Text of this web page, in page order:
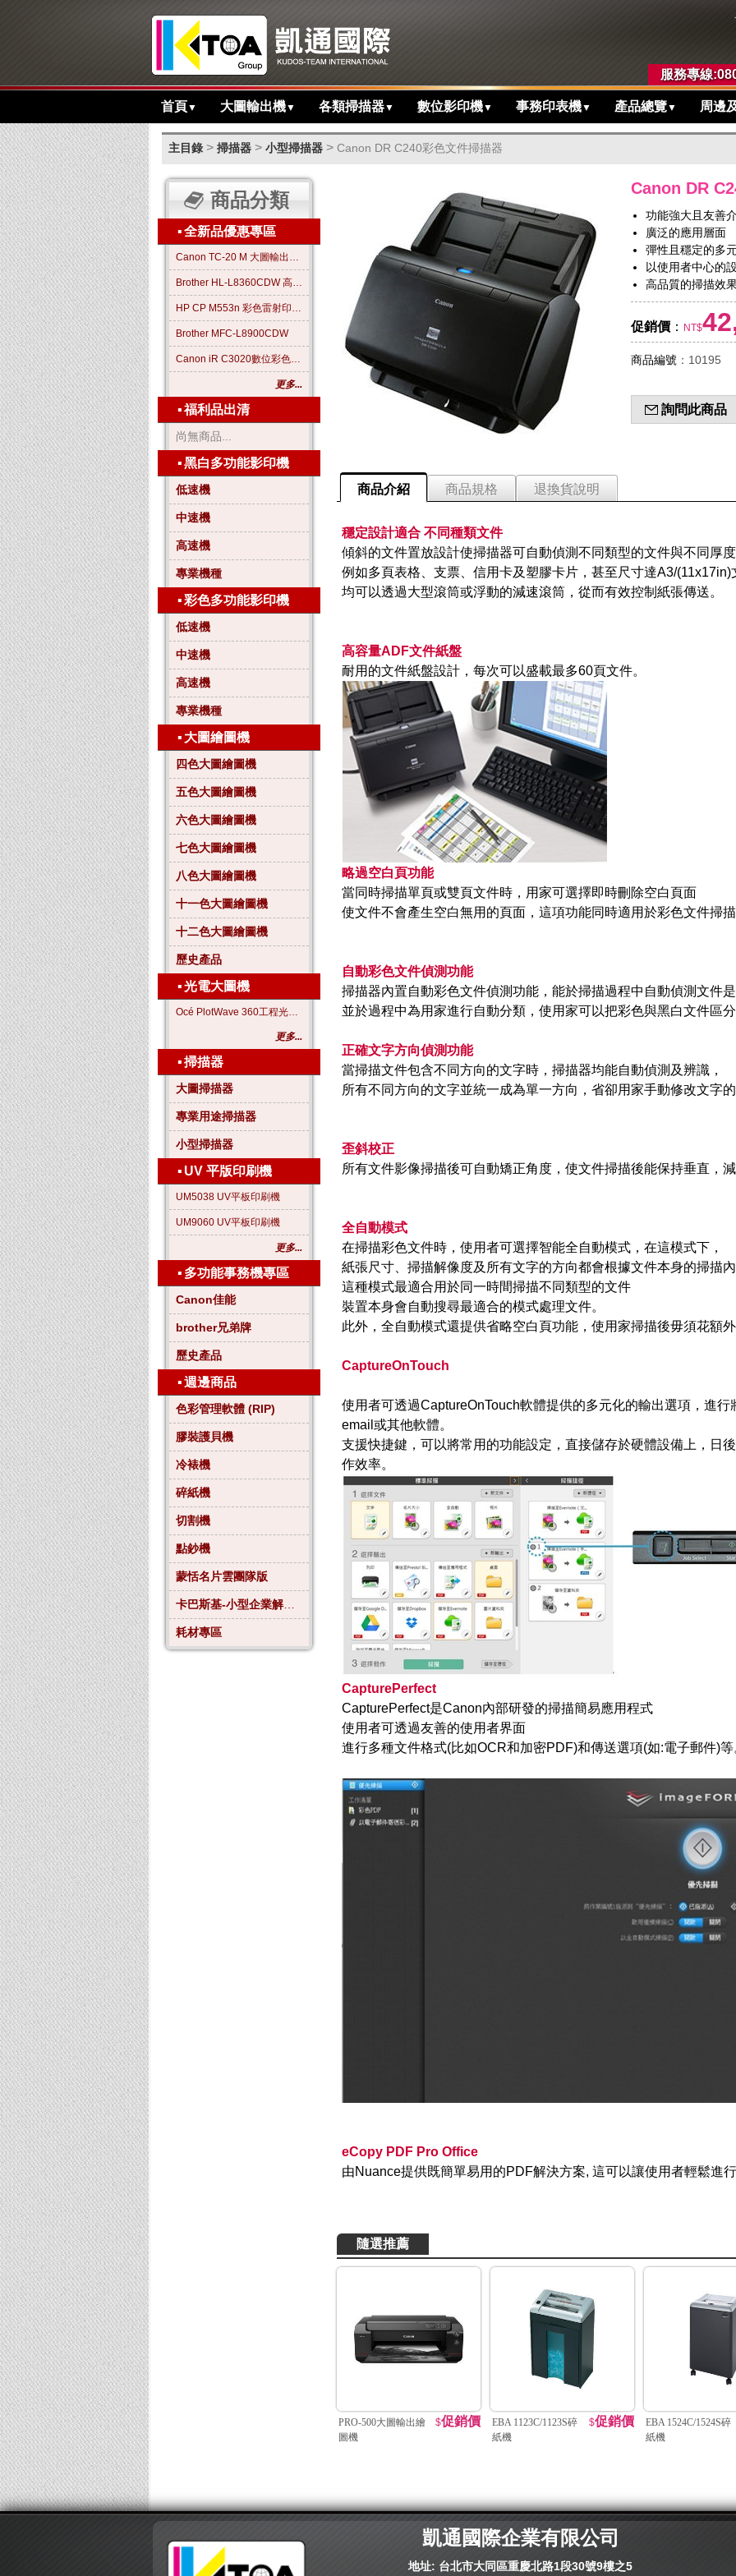
服務專線
首頁▼ 大圖輸出機▼ 各類掃描器▼ 數位影印機▼ 事務印表機▼ 產品總覽▼ 周邊
主目錄 > 掃描器 > 小型掃描器 > Canon DR C240彩色文件掃描器
商品分類
▪全新品優惠專區
Canon TC-20 M 大圖輸出繪圖機
Brother HL-L8360CDW 高效彩色雷射印表機
HP CP M553n 彩色雷射印表機
Brother MFC-L8900CDW
Canon iR C3020數位彩色影印機
更多...
▪福利品出清
尚無商品...
▪黑白多功能影印機
低速機
中速機
高速機
專業機種
▪彩色多功能影印機
低速機
中速機
高速機
專業機種
▪ 大圖繪圖機
四色大圖繪圖機
五色大圖繪圖機
六色大圖繪圖機
七色大圖繪圖機
八色大圖繪圖機
十一色大圖繪圖機
十二色大圖繪圖機
歷史產品
▪光電大圖機
Océ PlotWave 360工程光電大圖機
更多...
▪掃描器
大圖掃描器
專業用途掃描器
小型掃描器
▪ UV 平版印刷機
UM5038 UV平板印刷機
UM9060 UV平板印刷機
更多...
▪ 多功能事務機專區
Canon佳能
brother兄弟牌
歷史產品
▪週邊商品
色彩管理軟體 (RIP)
膠裝護貝機
冷裱機
碎紙機
切割機
點鈔機
蒙恬名片雲團隊版
卡巴斯基-小型企業解決方案4
耗材專區
Canon DR
功能強大且友善
廣泛的應用層面
彈性且穩定的多
以使用者中心的
高品質的掃描效
促銷價 ： NT$
商品編號 ：10195
詢問此商品
商品介紹 商品規格 退換貨說明
穩定設計適合 不同種類文件
傾斜的文件置放設計使掃描器可自動偵測不同類型的文件與不同厚
例如多頁表格、支票、信用卡及塑膠卡片，甚至尺寸達A3/(11x17in)
均可以透過大型滾筒或浮動的減速滾筒，從而有效控制紙張傳送。
高容量ADF文件紙盤
耐用的文件紙盤設計，每次可以盛載最多60頁文件。
略過空白頁功能
當同時掃描單頁或雙頁文件時，用家可選擇即時刪除空白頁面
使文件不會產生空白無用的頁面，這項功能同時適用於彩色文件掃
自動彩色文件偵測功能
掃描器內置自動彩色文件偵測功能，能於掃描過程中自動偵測文件
並於過程中為用家進行自動分類，使用家可以把彩色與黑白文件區
正確文字方向偵測功能
當掃描文件包含不同方向的文字時，掃描器均能自動偵測及辨識，
所有不同方向的文字並統一成為單一方向，省卻用家手動修改文字
歪斜校正
所有文件影像掃描後可自動矯正角度，使文件掃描後能保持垂直，
全自動模式
在掃描彩色文件時，使用者可選擇智能全自動模式，在這模式下，
紙張尺寸、掃描解像度及所有文字的方向都會根據文件本身的掃描
這種模式最適合用於同一時間掃描不同類型的文件
裝置本身會自動搜尋最適合的模式處理文件。
此外，全自動模式還提供省略空白頁功能，使用家掃描後毋須花額
CaptureOnTouch
使用者可透過CaptureOnTouch軟體提供的多元化的輸出選項，進
email或其他軟體。
支援快捷鍵，可以將常用的功能設定，直接儲存於硬體設備上，日
作效率。
CapturePerfect
CapturePerfect是Canon內部研發的掃描簡易應用程式
使用者可透過友善的使用者界面
進行多種文件格式(比如OCR和加密PDF)和傳送選項(如:電子郵件)等
eCopy PDF Pro Office
由Nuance提供既簡單易用的PDF解決方案, 這可以讓使用者輕鬆進
隨選推薦
PRO-500大圖輸出繪
圖機
$促銷價
EBA 1123C/1123S碎
紙機
$促銷價
EBA 1524C/1524S碎
紙機
凱通國際企業有限公司
地址: 台北市大同區重慶北路1段30號9樓之5